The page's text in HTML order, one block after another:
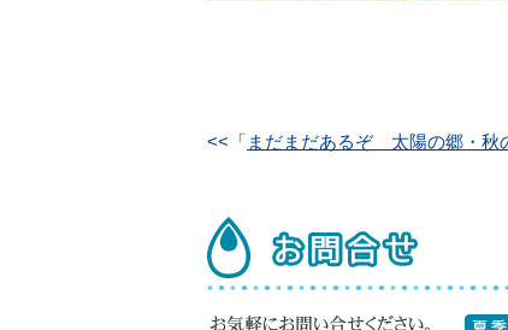
<<「 まだまだあるぞ 太陽の郷・秋